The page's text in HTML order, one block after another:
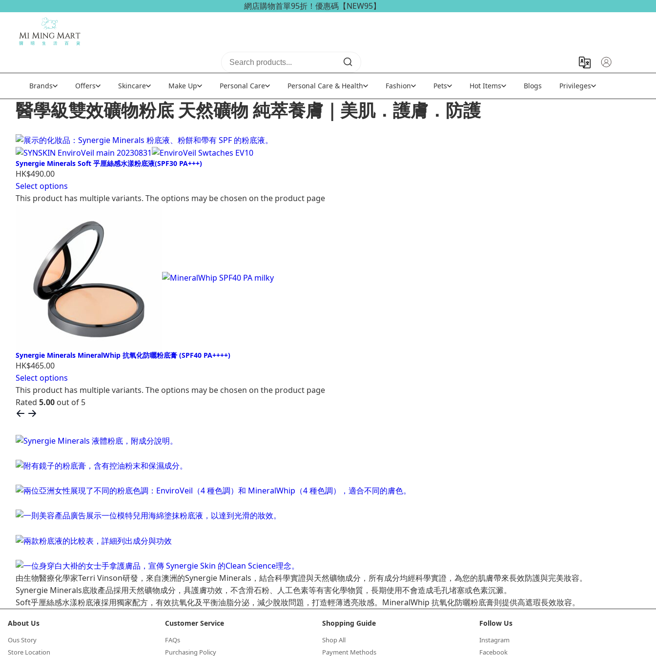
網店購物首單95折！優惠碼【NEW95】
Brands Offers Skincare Make Up Personal Care Personal Care & Health Fashion Pets Hot Items Blogs Privileges
醫學級雙效礦物粉底 天然礦物 純萃養膚｜美肌．護膚．防護
Synergie Minerals Soft 乎厘絲感水漾粉底液(SPF30 PA+++)
HK$490.00
Select options
This product has multiple variants. The options may be chosen on the product page
Synergie Minerals MineralWhip 抗氧化防曬粉底膏 (SPF40 PA++++)
HK$465.00
Select options
This product has multiple variants. The options may be chosen on the product page
Rated 5.00 out of 5
由生物醫療化學家Terri Vinson研發，來自澳洲的Synergie Minerals，結合科學實證與天然礦物成分，所有成分均經科學實證，為您的肌膚帶來長效防護與完美妝容。
Synergie Minerals底妝產品採用天然礦物成分，具護膚功效，不含滑石粉、人工色素等有害化學物質，長期使用不會造成毛孔堵塞或色素沉澱。
Soft乎厘絲感水漾粉底液採用獨家配方，有效抗氧化及平衡油脂分泌，減少脫妝問題，打造輕薄透亮妝感。MineralWhip 抗氧化防曬粉底膏則提供高遮瑕長效妝容。
About Us
Ous Story
Store Location
Customer Service
FAQs
Purchasing Policy
Shopping Guide
Shop All
Payment Methods
Follow Us
Instagram
Facebook